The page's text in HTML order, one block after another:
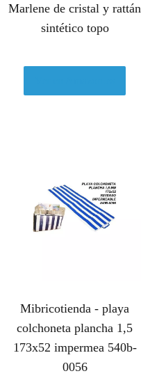
Marlene de cristal y rattán
sintético topo
Mibricotienda - playa
colchoneta plancha 1,5
173x52 impermea 540b-
0056